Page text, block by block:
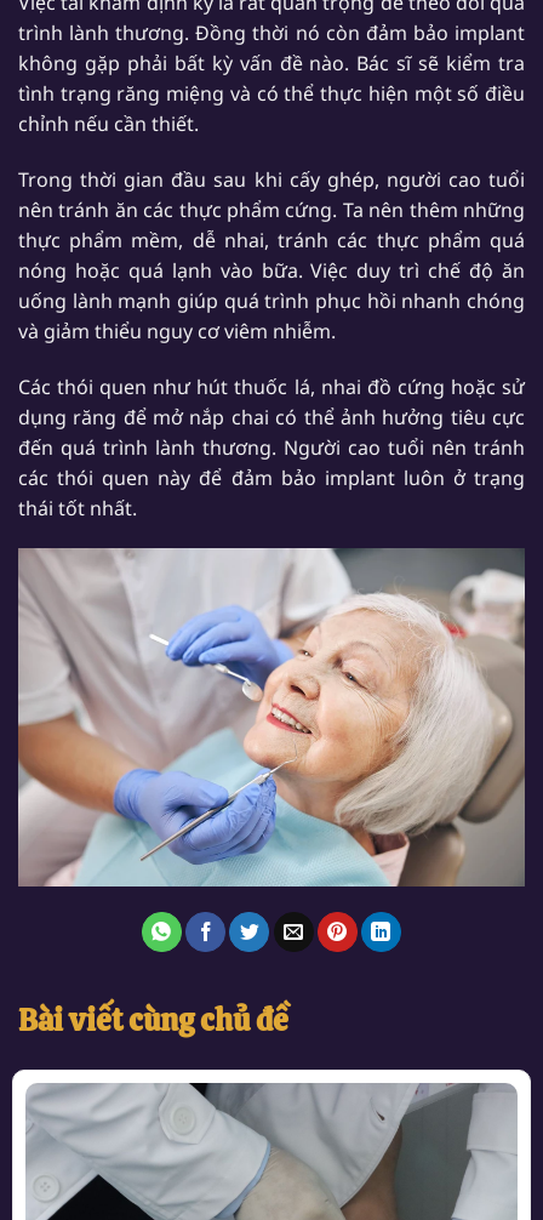
trình lành thương. Đồng thời nó còn đảm bảo implant
không gặp phải bất kỳ vấn đề nào. Bác sĩ sẽ kiểm tra
tình trạng răng miệng và có thể thực hiện một số điều
chỉnh nếu cần thiết.
Trong thời gian đầu sau khi cấy ghép, người cao tuổi
nên tránh ăn các thực phẩm cứng. Ta nên thêm những
thực phẩm mềm, dễ nhai, tránh các thực phẩm quá
nóng hoặc quá lạnh vào bữa. Việc duy trì chế độ ăn
uống lành mạnh giúp quá trình phục hồi nhanh chóng
và giảm thiểu nguy cơ viêm nhiễm.
Các thói quen như hút thuốc lá, nhai đồ cứng hoặc sử
dụng răng để mở nắp chai có thể ảnh hưởng tiêu cực
đến quá trình lành thương. Người cao tuổi nên tránh
các thói quen này để đảm bảo implant luôn ở trạng
thái tốt nhất.
Bài viết cùng chủ đề